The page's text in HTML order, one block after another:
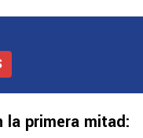
la primera mitad: